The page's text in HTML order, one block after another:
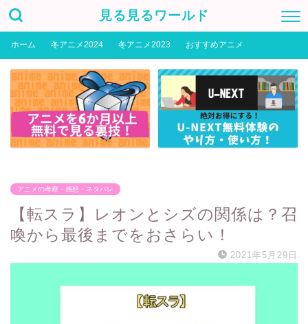
見る見るワールド
ホーム 冬アニメ2024 冬アニメ2023 おすすめアニメ
アニメの考察・感想・ネタバレ
【転スラ】レオンとシズの関係は？召
喚から最後までをおさらい！
2021年5月29日